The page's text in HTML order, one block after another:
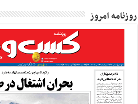
روزنامه امروز